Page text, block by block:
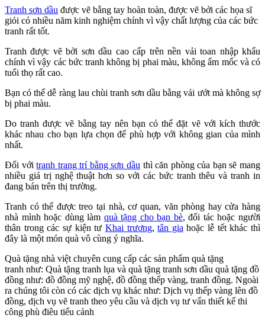
Tranh sơn dầu được vẽ bằng tay hoàn toàn, được vẽ bởi các họa sĩ
giỏi có nhiều năm kinh nghiệm chính vì vậy chất lượng của các bức
tranh rất tốt.
Tranh được vẽ bởi sơn dầu cao cấp trên nền vải toan nhập khẩu
chính vì vậy các bức tranh không bị phai màu, không ẩm mốc và có
tuổi thọ rất cao.
Bạn có thể dễ ràng lau chùi tranh sơn dầu bằng vải ướt mà không sợ
bị phai màu.
Do tranh được vẽ bằng tay nên bạn có thể đặt vẽ với kích thước
khác nhau cho bạn lựa chọn để phù hợp với không gian của mình
nhất.
Đối vớitranh trang trí bằng sơn dầu thì căn phòng của bạn sẽ mang
nhiều giá trị nghệ thuật hơn so với các bức tranh thêu và tranh in
đang bán trên thị trường.
Tranh có thể được treo tại nhà, cơ quan, văn phòng hay cửa hàng
nhà mình hoặc dùng làm quà tặng cho bạn bè, đối tác hoặc người
thân trong các sự kiện tư Khai trương,tân gia hoặc lễ tết khác thì
đây là một món quà vô cùng ý nghĩa.
Quà tặng nhà việt chuyên cung cấp các sản phẩm quà tặng
tranh như: Quà tặng tranh lụa và quà tặng tranh sơn dầu quà tặng đồ
đồng như: đồ đồng mỹ nghệ, đồ đồng thếp vàng, tranh đồng. Ngoài
ra chúng tôi còn có các dịch vụ khác như: Dịch vụ thếp vàng lên đồ
đồng, dịch vụ vẽ tranh theo yêu cầu và dịch vụ tư vấn thiết kế thi
công phù điêu tiểu cảnh